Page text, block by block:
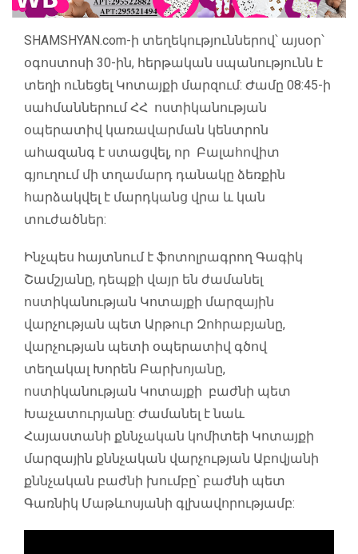
SHAMSHYAN.com-ի տեղեկություններով՝ այսօր՝
օգոստոսի 30-ին, հերթական սպանությունն է
տեղի ունեցել Կոտայքի մարզում: Ժամը 08:45-ի
սահմաններում ՀՀ ոստիկանության
օպերատիվ կառավարման կենտրոն
ահազանգ է ստացվել, որ Բալահովիտ
գյուղում մի տղամարդ դանակը ձեռքին
հարձակվել է մարդկանց վրա և կան
տուժածներ:
Ինչպես հայտնում է ֆոտոլրագրող Գագիկ
Շամշյանը, դեպքի վայր են ժամանել
ոստիկանության Կոտայքի մարզային
վարչության պետ Արթուր Զոհրաբյանը,
վարչության պետի օպերատիվ գծով
տեղակալ Խորեն Բարխոյանը,
ոստիկանության Կոտայքի բաժնի պետ
Խաչատուրյանը: Ժամանել է նաև
Հայաստանի քննչական կոմիտեի Կոտայքի
մարզային քննչական վարչության Աբովյանի
քննչական բաժնի խումբը՝ բաժնի պետ
Գառնիկ Մաթևոսյանի գլխավորությամբ: